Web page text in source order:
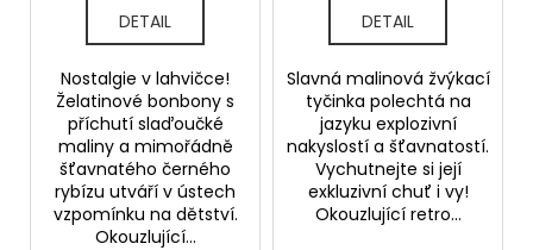
DETAIL
Nostalgie v lahvičce!
Želatinové bonbony s
příchutí slaďoučké
maliny a mimořádně
šťavnatého černého
rybízu utváří v ústech
vzpomínku na dětství.
Okouzlující...
DETAIL
Slavná malinová žvýkací
tyčinka polechtá na
jazyku explozivní
nakyslostí a šťavnatostí.
Vychutnejte si její
exkluzivní chuť i vy!
Okouzlující retro...